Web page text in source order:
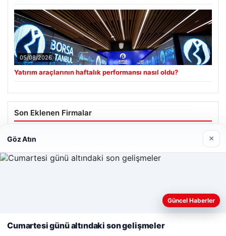
05/08/2026
Yatırım araçlarının haftalık performansı nasıl oldu?
Son Eklenen Firmalar
Hastaş Beton
© 2026 Görsel Efekt – Güncel Haberler
deneyiminizi kişiselleştirmek ve geliştirmek amacıyla çerezler
Reddet Kabul Et
Göz Atın ×
Güncel Haberler
Cumartesi günü altındaki son gelişmeler